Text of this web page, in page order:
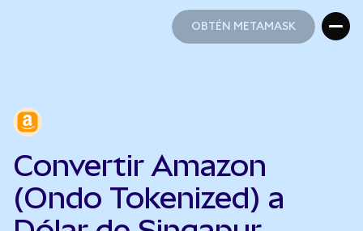
OBTÉN METAMASK
Convertir Amazon
(Ondo Tokenized) a